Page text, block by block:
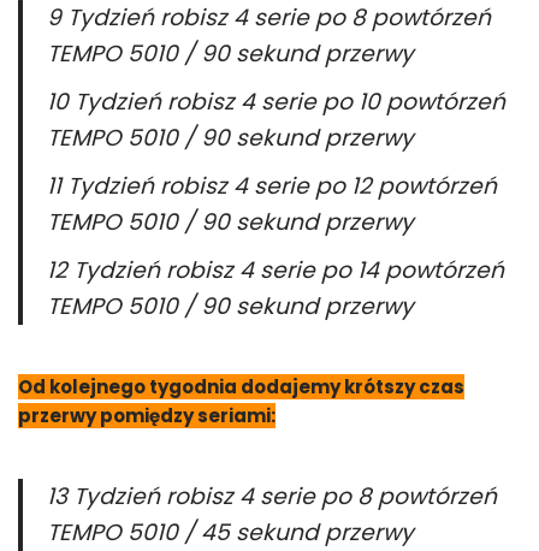
9 Tydzień robisz 4 serie po 8 powtórzeń
TEMPO 5010 / 90 sekund przerwy
10 Tydzień robisz 4 serie po 10 powtórzeń
TEMPO 5010 / 90 sekund przerwy
11 Tydzień robisz 4 serie po 12 powtórzeń
TEMPO 5010 / 90 sekund przerwy
12 Tydzień robisz 4 serie po 14 powtórzeń
TEMPO 5010 / 90 sekund przerwy
Od kolejnego tygodnia dodajemy krótszy czas
przerwy pomiędzy seriami:
13 Tydzień robisz 4 serie po 8 powtórzeń
TEMPO 5010 / 45 sekund przerwy